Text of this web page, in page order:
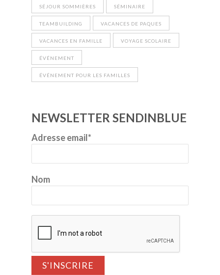
SÉJOUR SOMMIÈRES SÉMINAIRE
TEAMBUILDING VACANCES DE PAQUES
VACANCES EN FAMILLE VOYAGE SCOLAIRE
ÉVÉNEMENT
ÉVÉNEMENT POUR LES FAMILLES
NEWSLETTER SENDINBLUE
Adresse email*
Nom